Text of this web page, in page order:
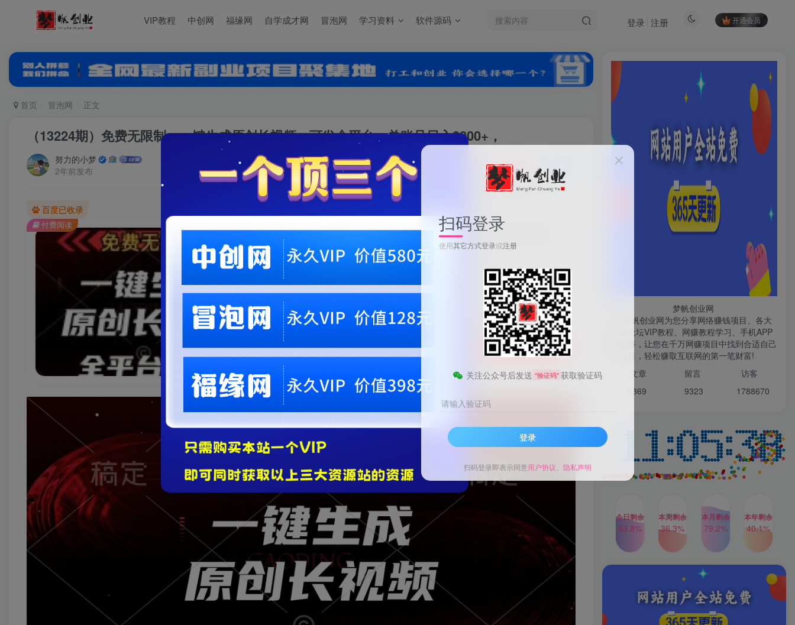
VIP教程 中创网 福缘网 自学成才网 冒泡网 学习资料 软件源码 开通会员
登录 注册
首页 冒泡网 正文
（13224期）免费无限制，一键生成原创长视频，可发全平台，单账号日入2000+，
努力的小梦
2年前发布
关注
0 3088 1041
百度已收录
（13224期）免费无限制，一键生成原创长视频，可发全平台，单账号日入2000+，
此内容为付费阅读，请付费后查看
梦币9.9
黄金会员免费 钻石会员免费
立即购买
您当前未登录！建议登陆后购买，可保存购买订单。微信支付联系微信：chen185599521
付费阅读
HI！请登录
登录
多多视频撸收益最新玩法，
高收益技术，单日变现
2000+，附赠全套技术资料
2年前 1W+人已阅读
数，操作简单 上手难度低
2年前 1W+人已阅读
2024年最新玩法转转无货源
电商，新手小白 简单操作，
2年前 1W+人已阅读
TOP4
发行人计划蛋仔派对全新玩
法，一天3000＋，蓝海暴力
变现2年前
梦帆创业网
梦帆创业网为您分享网络赚钱项目、各大
网赚论坛VIP教程、网赚教程学习、手机APP
赚钱等，让您在千万网赚项目中找到合适自己
的项目，轻松赚取互联网的第一笔财富!
文章 留言 访客
6869 9323 1788670
今日剩余
53.8%
本周剩余
36.3%
本月剩余
79.2%
本年剩余
40.1%
扫码登录
使用其它方式登录或注册
关注公众号后发送 “验证码” 获取验证码
请输入验证码
登录
扫码登录即表示同意用户协议 隐私声明